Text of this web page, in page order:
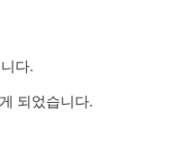
다.
되었습니다.